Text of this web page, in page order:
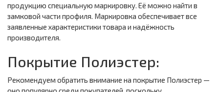
продукцию специальную маркировку. Её можно найти в
замковой части профиля. Маркировка обеспечивает все
заявленные характеристики товара и надёжность
производителя.
Покрытие Полиэстер:
Рекомендуем обратить внимание на покрытие Полиэстер —